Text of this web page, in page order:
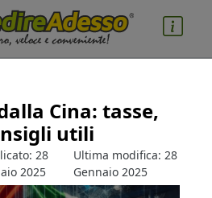
Cina: tasse,
utili
28
2025
Ultima modifica: 28
Gennaio 2025